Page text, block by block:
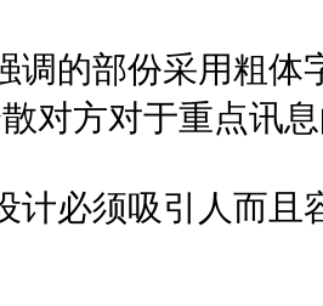
的部份采用粗体
散对方对于重点
必须吸引人而且